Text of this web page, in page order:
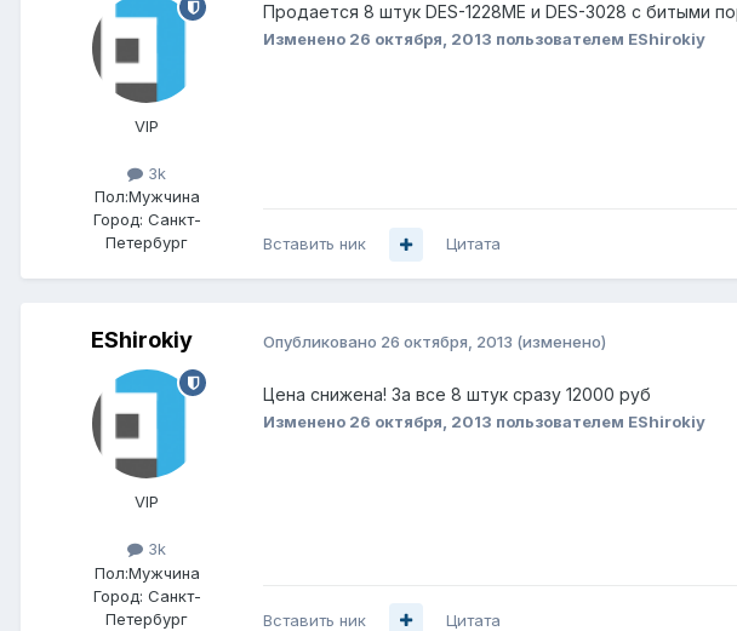
VIP
3k
Пол:Мужчина
Город: Санкт-
Петербург
Продается 8 штук DES-1228ME и DES-3028 с битыми
Изменено 26 октября, 2013 пользователем EShirokiy
Вставить ник Цитата
EShirokiy
VIP
3k
Пол:Мужчина
Город: Санкт-
Петербург
Опубликовано 26 октября, 2013 (изменено)
Цена снижена! За все 8 штук сразу 12000 руб
Изменено 26 октября, 2013 пользователем EShirokiy
Вставить ник Цитата